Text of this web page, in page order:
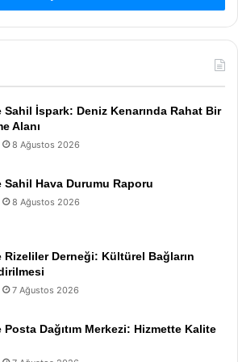
Sahil İspark: Deniz Kenarında Rahat Bir
Alanı
8 Ağustos 2026
Sahil Hava Durumu Raporu
8 Ağustos 2026
Rizeliler Derneği: Kültürel Bağların
7 Ağustos 2026
Posta Dağıtım Merkezi: Hizmette Kalite